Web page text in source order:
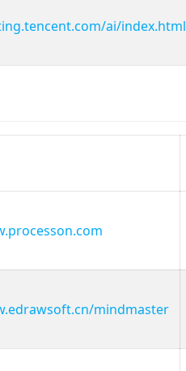
ai/index.html
mindmaster